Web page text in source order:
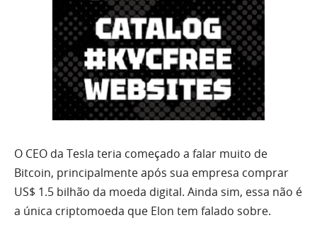
O CEO da Tesla teria começado a falar muito de
Bitcoin, principalmente após sua empresa comprar
US$ 1.5 bilhão da moeda digital. Ainda sim, essa não é
a única criptomoeda que Elon tem falado sobre.